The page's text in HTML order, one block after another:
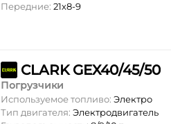
Передние: 21х8-9
CLARK GEX40/45/50
Погрузчики
Используемое топливо: Электро
Тип двигателя: Электродвигатель